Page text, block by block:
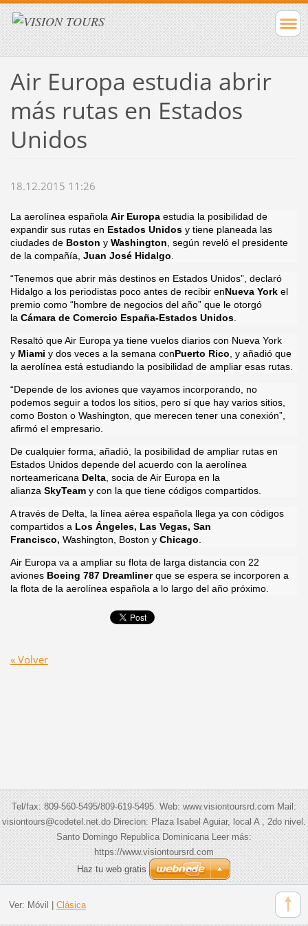
Air Europa estudia abrir
más rutas en Estados
Unidos
18.12.2015 11:26
La aerolínea española Air Europaestudia la posibilidad de
expandir sus rutas en Estados Unidosy tiene planeada las
ciudades de Boston y Washington , según reveló el presidente
de la compañía, Juan José Hidalgo
“Tenemos que abrir más destinos en Estados Unidos”, declaró
Hidalgo a los periodistas poco antes de recibir enNueva Yorkel
premio como “hombre de negocios del año” que le otorgó
la Cámarade Comercio España-Estados Unidos.
Resaltó que Air Europa ya tiene vuelos diarios con Nueva York
y Miami y dos veces a la semana conPuerto Rico , y añadió que
la aerolínea está estudiando la posibilidad de ampliar esas rutas.
“Depende de los aviones que vayamos incorporando, no
podemos seguir a todos los sitios, pero sí que hay varios sitios,
como Boston o Washington, que merecen tener una conexión”,
afirmó el empresario.
De cualquier forma, añadió, la posibilidad de ampliar rutas en
Estados Unidos depende del acuerdo con la aerolínea
norteamericana Delta, socia de Air Europa en la
alianza SkyTeamy con la que tiene códigos compartidos.
A través de Delta, la línea aérea española llega ya con códigos
compartidos a Los Ángeles, Las Vegas, San
Francisco, Washington, Boston y Chicago
Air Europa va a ampliar su flota de larga distancia con 22
aviones Boeing 787 Dreamlinerque se espera se incorporen a
la flota de la aerolínea española a lo largo del año próximo.
« Volver
Tel/fax: 809-560-5495/809-619-5495. Web: www.visiontoursrd.com Mail:
visiontours@codetel.net.do Direcion: Plaza Isabel Aguiar, local A , 2do nivel.
Santo Domingo Republica Dominicana Leer más:
https://www.visiontoursrd.com
Haz tu web gratis
Ver: Móvil Clásica